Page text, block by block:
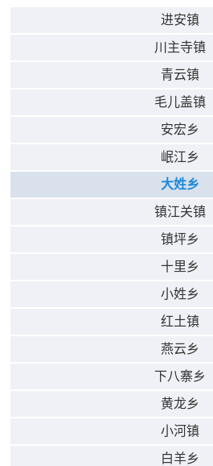
进安镇
川主寺镇
青云镇
毛儿盖镇
安宏乡
岷江乡
大姓乡
镇江关镇
镇坪乡
十里乡
小姓乡
红土镇
燕云乡
下八寨乡
黄龙乡
小河镇
白羊乡